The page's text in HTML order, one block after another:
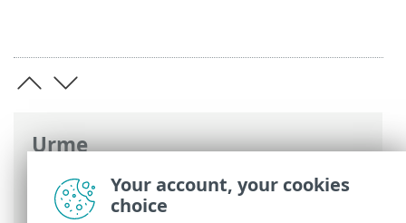
Urme
Ajutor online ESET>ESET HOME>
Întrebări frecvente
Your account, your cookies
choice